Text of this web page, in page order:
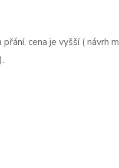
cena je vyšší ( návrh